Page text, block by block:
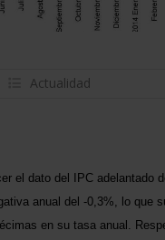
Actualidad
el dato del IPC adelantado
anual del -0,3%, lo que
en su tasa anual.